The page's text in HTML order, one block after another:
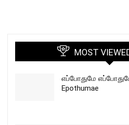
MOST
எப்போதுமே
Epothumae